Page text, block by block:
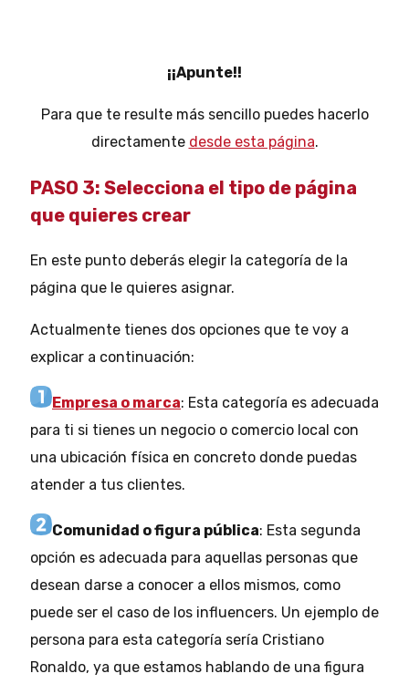
¡¡Apunte!!
Para que te resulte más sencillo puedes hacerlo
directamente desde esta página.
PASO 3: Selecciona el tipo de página
que quieres crear
En este punto deberás elegir la categoría de la
página que le quieres asignar.
Actualmente tienes dos opciones que te voy a
explicar a continuación:
Empresa o marca: Esta categoría es adecuada
para ti si tienes un negocio o comercio local con
una ubicación física en concreto donde puedas
atender a tus clientes.
Comunidad o figura pública: Esta segunda
opción es adecuada para aquellas personas que
desean darse a conocer a ellos mismos, como
puede ser el caso de los influencers. Un ejemplo de
persona para esta categoría sería Cristiano
Ronaldo, ya que estamos hablando de una figura